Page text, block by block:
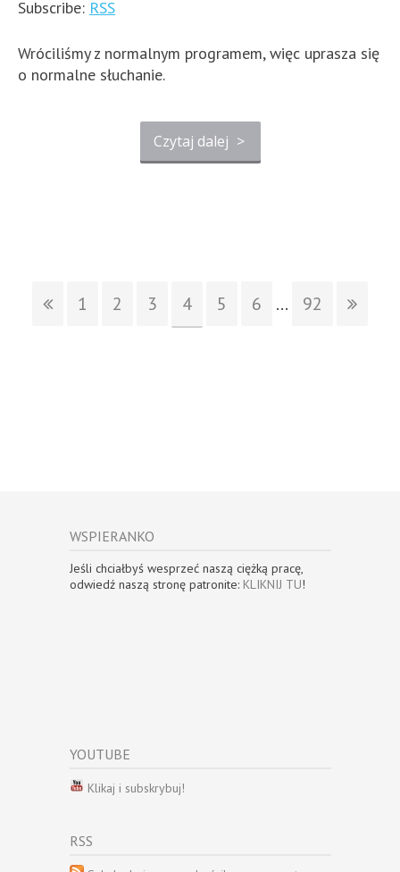
Subscribe: RSS
Wróciliśmy z normalnym programem, więc uprasza się
o normalne słuchanie.
Czytaj dalej >
1 2 3 4 5 6 ... 92
WSPIERANKO
Jeśli chciałbyś wesprzeć naszą ciężką pracę,
odwiedź naszą stronę patronite: KLIKNIJ TU!
YOUTUBE
Klikaj i subskrybuj!
RSS